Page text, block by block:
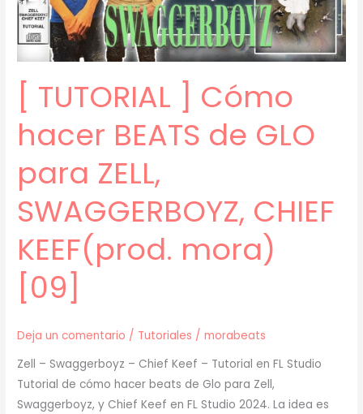
para
SWAGGERBOYZ,
CHIEF
KEEF(prod.
mora)
[ TUTORIAL ] Cómo
hacer BEATS de GLO
para ZELL,
SWAGGERBOYZ, CHIEF
KEEF(prod. mora)
[09]
Deja un comentario / Tutoriales /morabeats
Zell – Swaggerboyz – Chief Keef – Tutorial en FL Studio
Tutorial de cómo hacer beats de Glo para Zell,
Swaggerboyz, y Chief Keef en FL Studio 2024. La idea es